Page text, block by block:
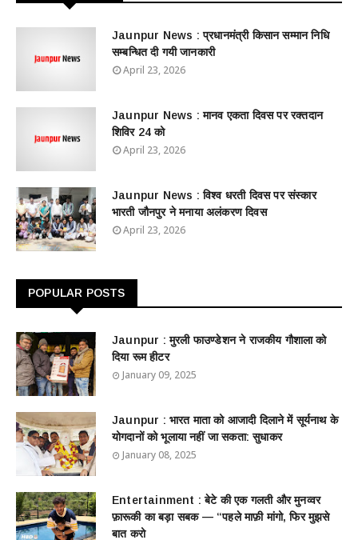
Jaunpur News : ​प्रधानमंत्री किसान सम्मान निधि
सम्बन्धित दी गयी जानकारी
April 23, 2026
Jaunpur News : ​मानव एकता दिवस पर रक्तदान
शिविर 24 को
April 23, 2026
Jaunpur News : विश्व धरती दिवस पर संस्कार
भारती जौनपुर ने मनाया अलंकरण दिवस
April 23, 2026
POPULAR POSTS
Jaunpur : ​मुरली फाउण्डेशन ने राजकीय गौशाला को
दिया रूम हीटर
January 09, 2025
Jaunpur : ​भारत माता को आजादी दिलाने में सूर्यनाथ के
योगदानों को भूलाया नहीं जा सकता: सुधाकर
January 08, 2025
Entertainment : बेटे की एक गलती और मुनव्वर
फ़ारूकी का बड़ा सबक — “पहले माफ़ी मांगो, फिर मुझसे
बात करो